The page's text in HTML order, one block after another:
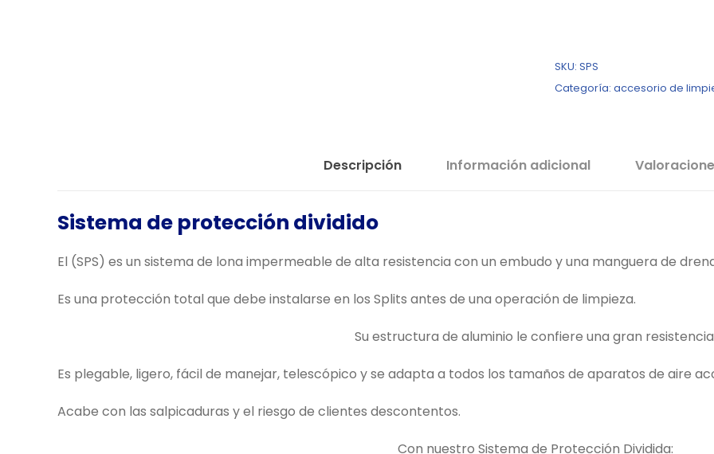
2
,
€
SKU: SPS
Categoría: accesorio de
Descripción Información adicional
Sistema de protección dividido
El (SPS) es un sistema de lona impermeable de alta resistencia con un embudo y una manguera de
Es una protección total que debe instalarse en los Splits antes de una operación de limpieza.
Su estructura de aluminio le confiere una gran
Es plegable, ligero, fácil de manejar, telescópico y se adapta a todos los tamaños de aparatos de aire
Acabe con las salpicaduras y el riesgo de clientes descontentos.
Con nuestro Sistema de Protección Dividida: